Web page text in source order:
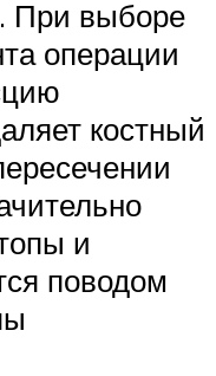
При выборе
операции
костный
и
поводом